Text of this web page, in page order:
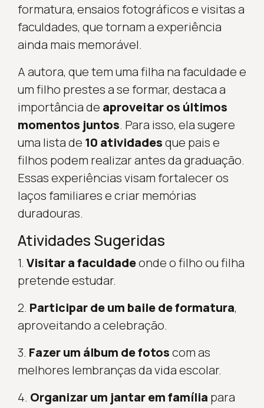
formatura, ensaios fotográficos e visitas a
faculdades, que tornam a experiência
ainda mais memorável.
A autora, que tem uma filha na faculdade e
um filho prestes a se formar, destaca a
importância de aproveitar os últimos
momentos juntos. Para isso, ela sugere
uma lista de 10 atividadesque pais e
filhos podem realizar antes da graduação.
Essas experiências visam fortalecer os
laços familiares e criar memórias
duradouras.
Atividades Sugeridas
1. Visitar a faculdadeonde o filho ou filha
pretende estudar.
2. Participar de um baile de formatura,
aproveitando a celebração.
3. Fazer um álbum de fotoscom as
melhores lembranças da vida escolar.
4. Organizar um jantar em família para